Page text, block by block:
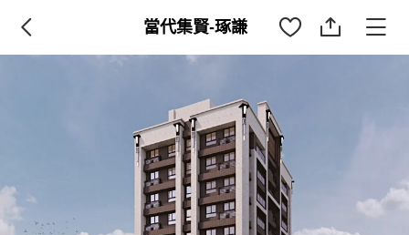
當代集賢-琢謙